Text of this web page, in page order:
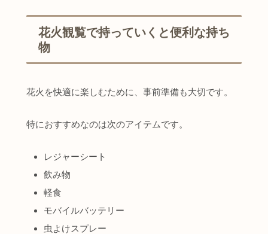
花火観覧で持っていくと便利な持ち
物
花火を快適に楽しむために、事前準備も大切です。
特におすすめなのは次のアイテムです。
レジャーシート
飲み物
軽食
モバイルバッテリー
虫よけスプレー